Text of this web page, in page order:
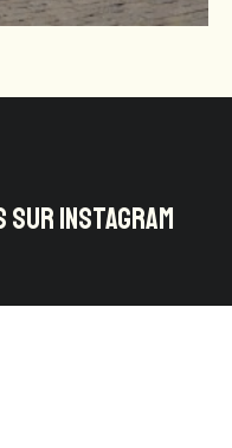
INSTAGRAM